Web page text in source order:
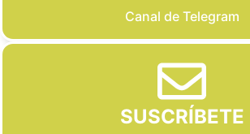
Canal de Telegram
SUSCRÍBETE